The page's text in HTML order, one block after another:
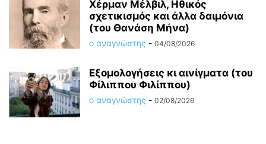
Χέρμαν Μέλβιλ, Ηθικός
σχετικισμός και άλλα δαιμόνια
(του Θανάση Μήνα)
ο αναγνώστης - 04/08/2026
Εξομολογήσεις κι αινίγματα (του
Φίλιππου Φιλίππου)
ο αναγνώστης - 02/08/2026